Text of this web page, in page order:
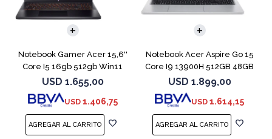
Notebook Gamer Acer 15,6''
Core I5 16gb 512gb Win11
Rtx5050
USD 1.655,00
USD 1.406,75
COMPARAR
Notebook Acer Aspire Go 15
Core I9 13900H 512GB 48GB
15.6"
USD 1.899,00
USD 1.614,15
COMPARAR